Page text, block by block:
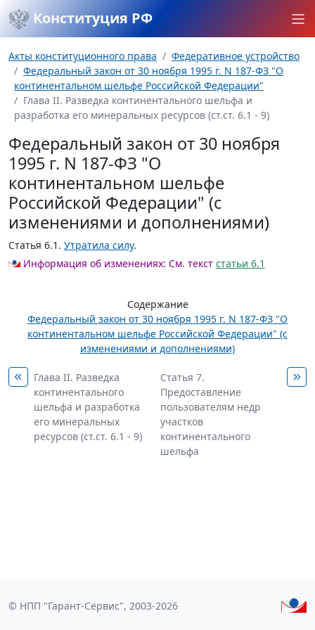
Конституция РФ
Акты конституционного права
Федеративное устройство
Федеральный закон от 30 ноября 1995 г. N 187-ФЗ "О
континентальном шельфе Российской Федерации"
Глава II. Разведка континентального шельфа и
разработка его минеральных ресурсов (ст.ст. 6.1 - 9)
Федеральный закон от 30 ноября
1995 г. N 187-ФЗ "О
континентальном шельфе
Российской Федерации" (с
изменениями и дополнениями)
Статья 6.1. Утратила силу.
Информация об изменениях: См. текст статьи 6.1
Содержание
Федеральный закон от 30 ноября 1995 г. N 187-ФЗ "О
континентальном шельфе Российской Федерации" (с
изменениями и дополнениями)
Глава II. Разведка
континентального
шельфа и разработка
его минеральных
ресурсов (ст.ст. 6.1 - 9)
Статья 7.
Предоставление
пользователям недр
участков
континентального
шельфа
© НПП "Гарант-Сервис", 2003-2026